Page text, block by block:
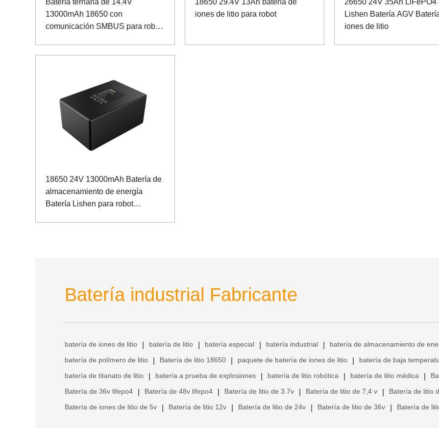
13000mAh 18650 con
comunicación SMBUS para robot
iones de litio para robot
Lishen Batería AGV
iones de litio
18650 24V 13000mAh Batería de
almacenamiento de energía
Batería Lishen para robot
Batería industrial Fabricante
batería de iones de litio batería de litio batería especial batería industrial batería de almacenamiento de
batería de polímero de litio Batería de litio 18650 paquete de batería de iones de litio batería de baja
batería de titanato de litio batería a prueba de explosiones batería de litio robótica batería de litio médica
Batería de 36v lifepo4 Batería de 48v lifepo4 Batería de litio de 3.7v Batería de litio de 7,4 v Batería de litio
Batería de iones de litio de 5v Batería de litio 12v Batería de litio de 24v Batería de litio de 36v Batería de